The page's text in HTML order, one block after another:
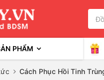
PHẨM
Cách Phục Hồi Tinh